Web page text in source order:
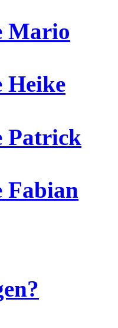
Mario
Heike
Patrick
Fabian